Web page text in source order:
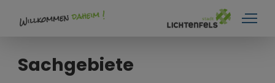
Aktuelles
Sachgebiete